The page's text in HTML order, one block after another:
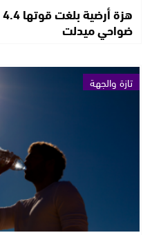
ضواحي ميدلت
تازة والجهة